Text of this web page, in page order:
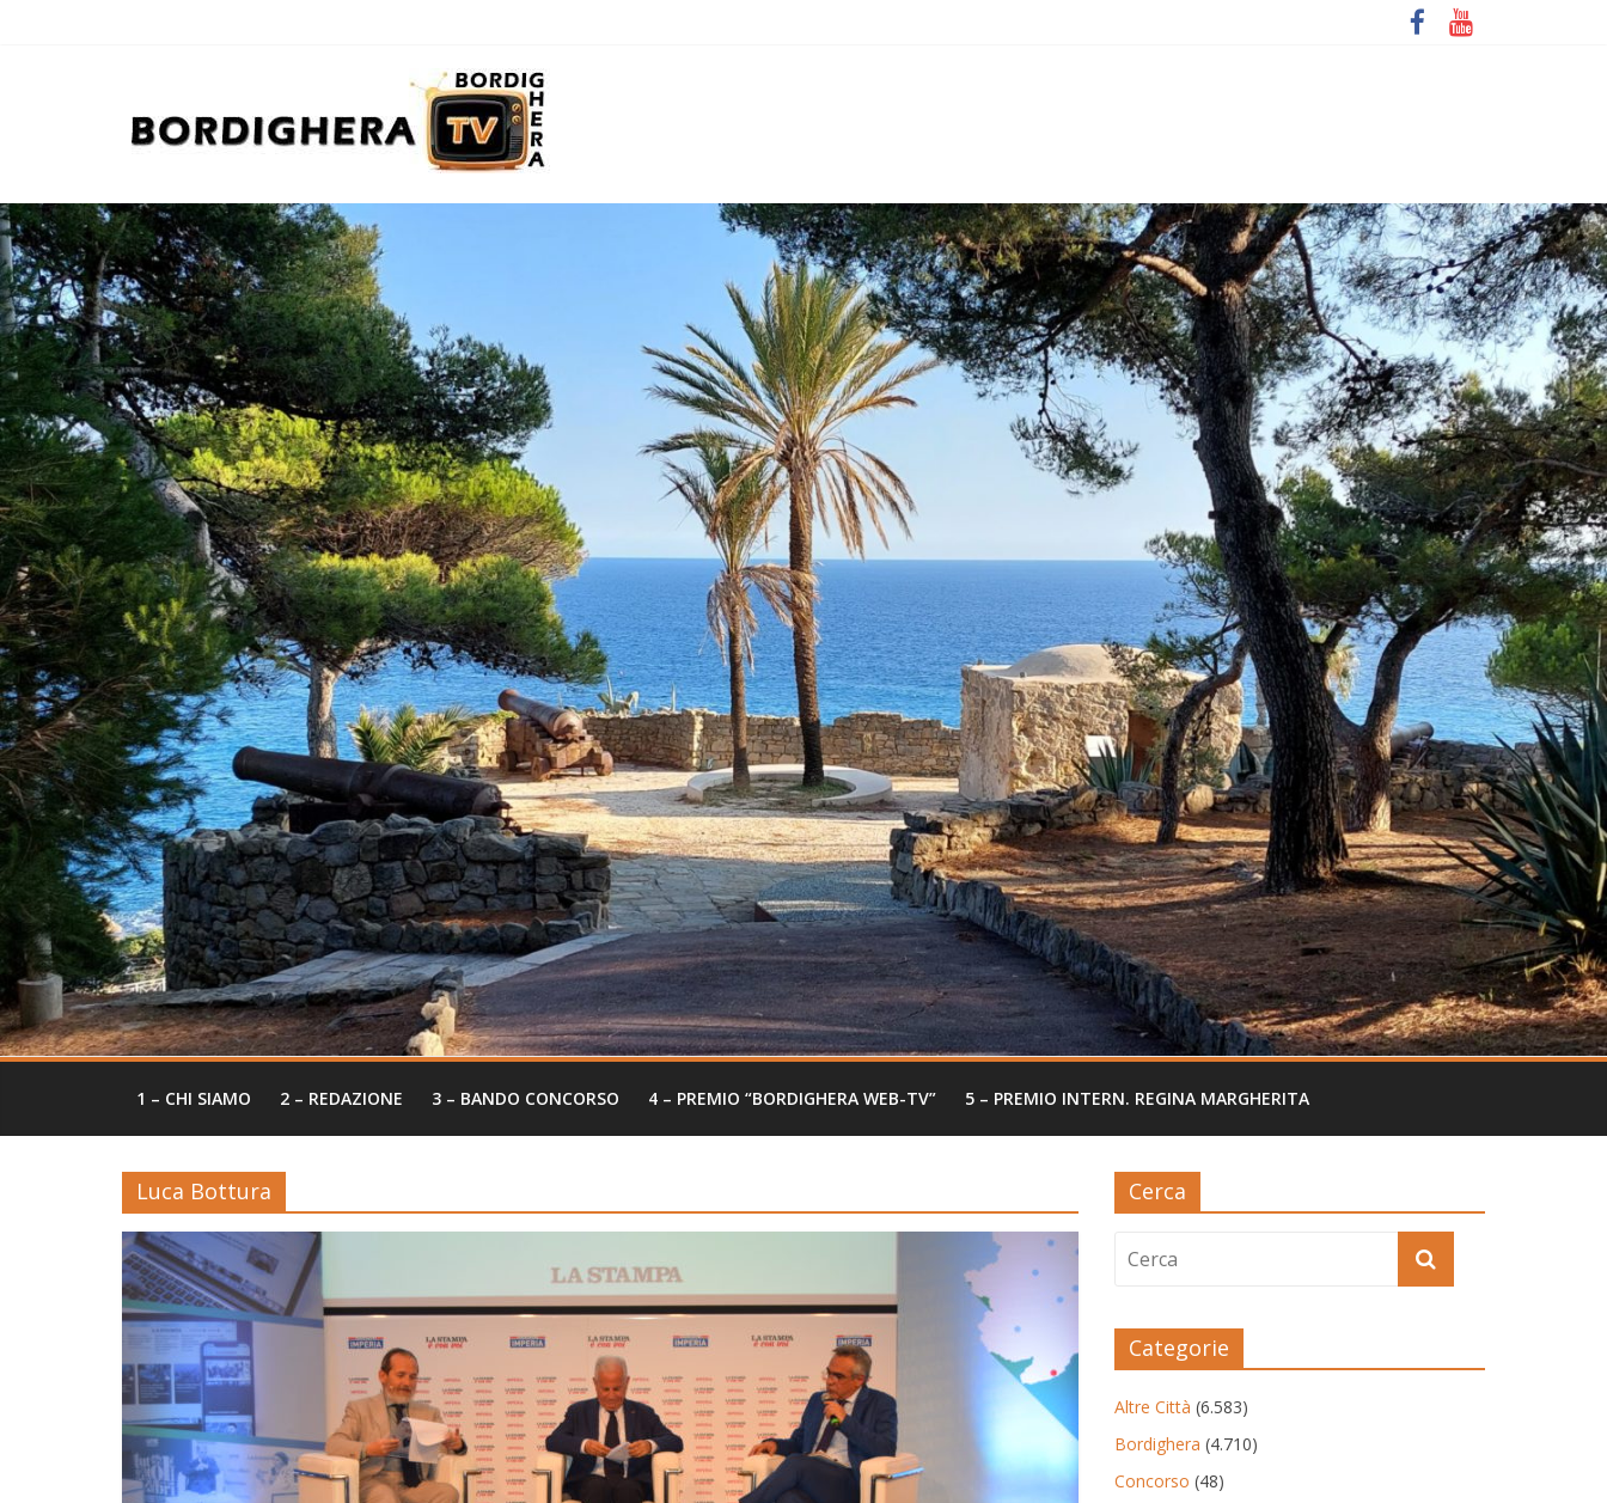
1 – CHI SIAMO 2 – REDAZIONE 3 – BANDO CONCORSO 4 – PREMIO “BORDIGHERA WEB-TV” 5 – PREMIO INTERN. REGINA MARGHERITA
Luca Bottura Cerca
Categorie
Altre Città (6.583)
Bordighera (4.710)
Concorso (48)